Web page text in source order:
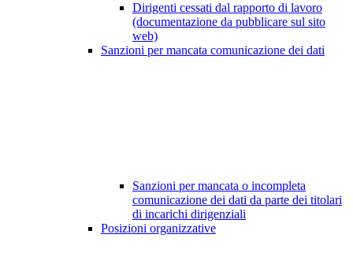
Dirigenti cessati dal rapporto di lavoro
(documentazione da pubblicare sul sito
web)
Sanzioni per mancata comunicazione dei dati
Sanzioni per mancata o incompleta
comunicazione dei dati da parte dei titolari
di incarichi dirigenziali
Posizioni organizzative